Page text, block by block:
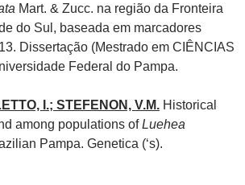
Mart. & Zucc. na região da Fronteira
do Sul, baseada em marcadores
Dissertação (Mestrado em CIÊNCIAS
Federal do Pampa.
I.; STEFENON, V.M. Historical
among populations ofLuehea
Pampa. Genetica (‘s).